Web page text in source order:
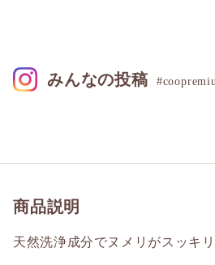
商品説明
天然洗浄成分でヌメリがスッキリ
みんなの投稿